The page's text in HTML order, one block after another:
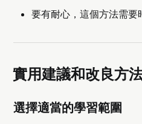
要有耐心，這個方法需要
實用建議和改良方
選擇適當的學習範圍